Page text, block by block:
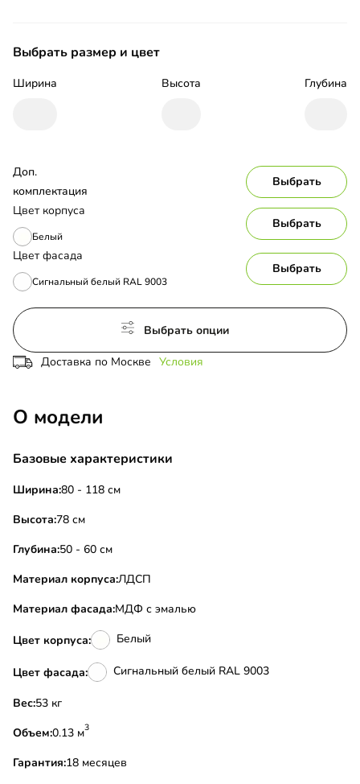
Выбрать размер и цвет
Ширина Высота Глубина
Цвет корпуса
Белый
Выбрать
Цвет фасада
Сигнальный белый RAL 9003
Выбрать
Доп.
комплектация
Выбрать
Выбрать опции
Доставка по Москве Условия
О модели
Базовые характеристики
Ширина:80 - 118 см
Высота:78 см
Глубина:50 - 60 см
Материал корпуса:ЛДСП
Материал фасада:МДФ с эмалью
Цвет корпуса: Белый
Цвет фасада: Сигнальный белый RAL 9003
Вес:
53 кг
Объем:
0.13 м3
Гарантия:18 месяцев